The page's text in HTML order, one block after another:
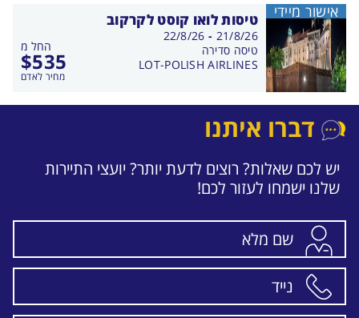
טיסות לואו קוסט לקרקוב
החל מ
$535
מחיר לאדם
בין
התאריכים,
21/8/26
-
22/8/26
טיסה סדירה
LOT-POLISH AIRLINES
אישור מיידי
דברו איתנו
יש לכם שאלות? רוצים לדעת יותר? יועצי התיירות
שלנו ישמחו לעזור לכם!